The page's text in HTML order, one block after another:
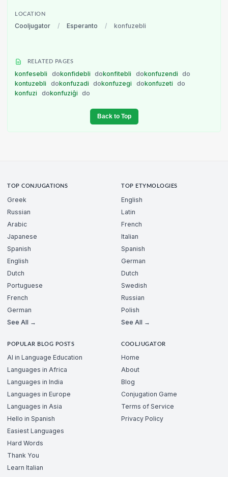
LOCATION
Cooljugator / Esperanto / konfuzebli
RELATED PAGES
konfesebli dokonfidebli dokonfitebli dokonfuzendi
do
kontuzebli
dokonfuzadi dokonfuzegi dokonfuzeti
do
konfuzi
dokonfuziĝi do
Back to Top
TOP CONJUGATIONS
Greek
Russian
Arabic
Japanese
Spanish
English
Dutch
Portuguese
French
German
See All →
TOP ETYMOLOGIES
English
Latin
French
Italian
Spanish
German
Dutch
Swedish
Russian
Polish
See All →
POPULAR BLOG POSTS
AI in Language Education
Languages in Africa
Languages in India
Languages in Europe
Languages in Asia
Hello in Spanish
Easiest Languages
Hard Words
Thank You
Learn Italian
COOLJUGATOR
Home
About
Blog
Conjugation Game
Terms of Service
Privacy Policy